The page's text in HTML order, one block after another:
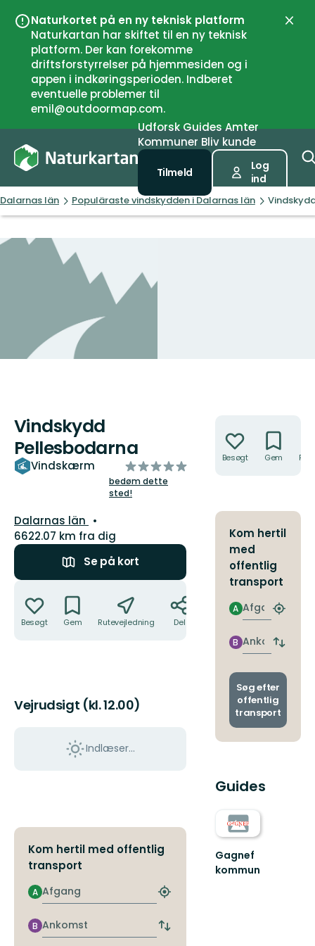
Naturkortet på en ny teknisk platform
Naturkartan har skiftet til en ny teknisk
platform. Der kan forekomme
driftsforstyrrelser på hjemmesiden og i
appen i indkøringsperioden. Indberet
eventuelle problemer til
emil@outdoormap.com.
Luk
UdforskGuidesAmter
Kommuner Bliv kunde
Tilmeld
Log
ind
Dalarnas län Populäraste vindskydden i Dalarnas län
Vindskydd
Pellesbodarna
Vindskærm
ud
af
5
bedøm dette
sted!
Amt:
Dalarnas län
6622.07 km fra dig
Se på kort
Besøgt Gem Rutevejledning Del
Vejrudsigt (kl. 12.00)
Indlæser...
Kom hertil med offentlig
transport
Afgang
A
Find
nærmeste
stoppested
Ankomst
B
Skift
Besøgt Gem
Kom hertil
med
offentlig
transport
Afgang
A
Find
Ankomst
B
Skift
og
Søg efter
offentlig
transport
Guides
Gagnef
kommun